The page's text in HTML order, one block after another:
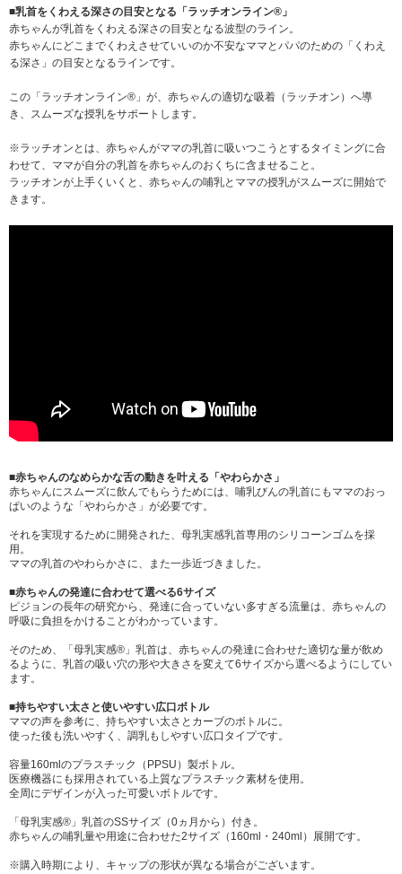
■乳首をくわえる深さの目安となる「ラッチオンライン®」
赤ちゃんが乳首をくわえる深さの目安となる波型のライン。
赤ちゃんにどこまでくわえさせていいのか不安なママとパパのための「くわえ
る深さ」の目安となるラインです。
この「ラッチオンライン®」が、赤ちゃんの適切な吸着（ラッチオン）へ導
き、スムーズな授乳をサポートします。
※ラッチオンとは、赤ちゃんがママの乳首に吸いつこうとするタイミングに合
わせて、ママが自分の乳首を赤ちゃんのおくちに含ませること。
ラッチオンが上手くいくと、赤ちゃんの哺乳とママの授乳がスムーズに開始で
きます。
■赤ちゃんのなめらかな舌の動きを叶える「やわらかさ」
赤ちゃんにスムーズに飲んでもらうためには、哺乳びんの乳首にもママのおっ
ぱいのような「やわらかさ」が必要です。
それを実現するために開発された、母乳実感乳首専用のシリコーンゴムを採
用。
ママの乳首のやわらかさに、また一歩近づきました。
■赤ちゃんの発達に合わせて選べる6サイズ
ピジョンの長年の研究から、発達に合っていない多すぎる流量は、赤ちゃんの
呼吸に負担をかけることがわかっています。
そのため、「母乳実感®」乳首は、赤ちゃんの発達に合わせた適切な量が飲め
るように、乳首の吸い穴の形や大きさを変えて6サイズから選べるようにしてい
ます。
■持ちやすい太さと使いやすい広口ボトル
ママの声を参考に、持ちやすい太さとカーブのボトルに。
使った後も洗いやすく、調乳もしやすい広口タイプです。
容量160mlのプラスチック（PPSU）製ボトル。
医療機器にも採用されている上質なプラスチック素材を使用。
全周にデザインが入った可愛いボトルです。
「母乳実感®」乳首のSSサイズ（0ヵ月から）付き。
赤ちゃんの哺乳量や用途に合わせた2サイズ（160ml・240ml）展開です。
※購入時期により、キャップの形状が異なる場合がございます。